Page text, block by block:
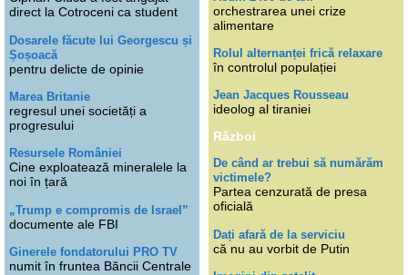
direct la Cotroceni ca student
Dosarele făcute lui Georgescu și
Șoșoacă
pentru delicte de opinie
Marea Britanie
regresul unei societăți a
progresului
Resursele României
Cine exploatează mineralele la
noi în țară
„Trump e compromis de Israel”
documente ale FBI
Ginerele fondatorului PRO TV
numit în fruntea Băncii Centrale
orchestrarea unei crize
alimentare
Rolul alternanței frică relaxare
în controlul populației
Jean Jacques Rousseau
ideolog al tiraniei
Război
De când ar trebui să numărăm
victimele?
Partea cenzurată de presa
oficială
Dați afară de la serviciu
că nu au vorbit de Putin